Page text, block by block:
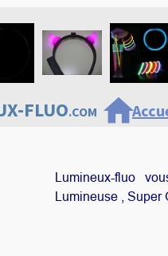
FLUO.COMhome
Lumineux-fluo
Lumineuse ,